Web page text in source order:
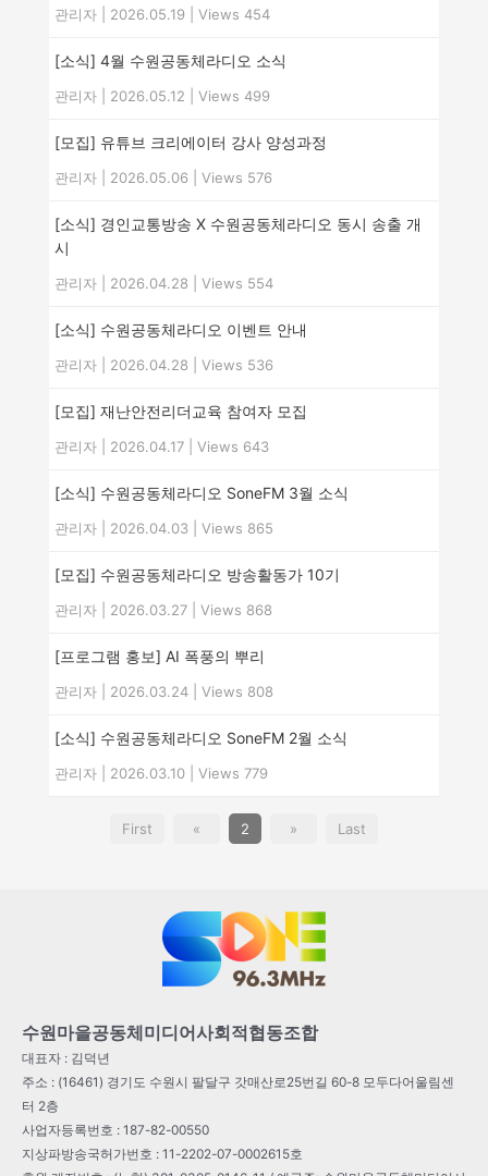
관리자 2026.05.19 Views 454
[소식] 4월 수원공동체라디오 소식
관리자 2026.05.12 Views 499
[모집] 유튜브 크리에이터 강사 양성과정
관리자 2026.05.06 Views 576
[소식] 경인교통방송 X 수원공동체라디오 동시 송출 개
시
관리자 2026.04.28 Views 554
[소식] 수원공동체라디오 이벤트 안내
관리자 2026.04.28 Views 536
[모집] 재난안전리더교육 참여자 모집
관리자 2026.04.17 Views 643
[소식] 수원공동체라디오 SoneFM 3월 소식
관리자 2026.04.03 Views 865
[모집] 수원공동체라디오 방송활동가 10기
관리자 2026.03.27 Views 868
[프로그램 홍보] AI 폭풍의 뿌리
관리자 2026.03.24 Views 808
[소식] 수원공동체라디오 SoneFM 2월 소식
관리자 2026.03.10 Views 779
First « 2 » Last
수원마을공동체미디어사회적협동조합
대표자 : 김덕년
주소 : (16461) 경기도 수원시 팔달구 갓매산로25번길 60-8 모두다어울림센
터 2층
사업자등록번호 : 187-82-00550
지상파방송국허가번호 : 11-2202-07-0002615호